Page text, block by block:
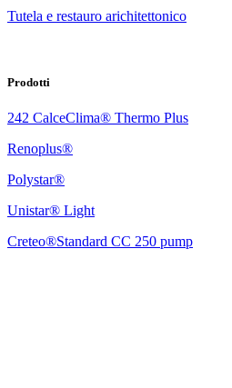
Tutela e restauro arichitettonico
Prodotti
242 CalceClima® Thermo Plus
Renoplus®
Polystar®
Unistar® Light
Creteo®Standard CC 250 pump